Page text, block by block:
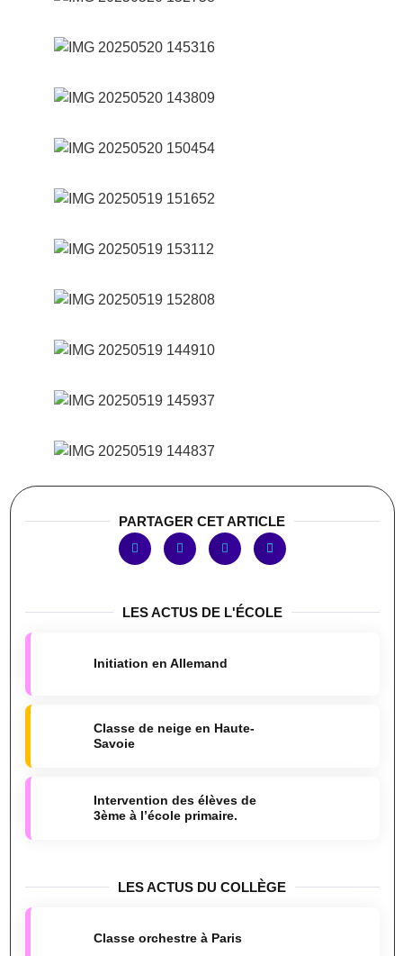
PARTAGER CET ARTICLE
LES ACTUS DE L'ÉCOLE
Initiation en Allemand
Classe de neige en Haute-
Savoie
Intervention des élèves de
3ème à l’école primaire.
LES ACTUS DU COLLÈGE
Classe orchestre à Paris